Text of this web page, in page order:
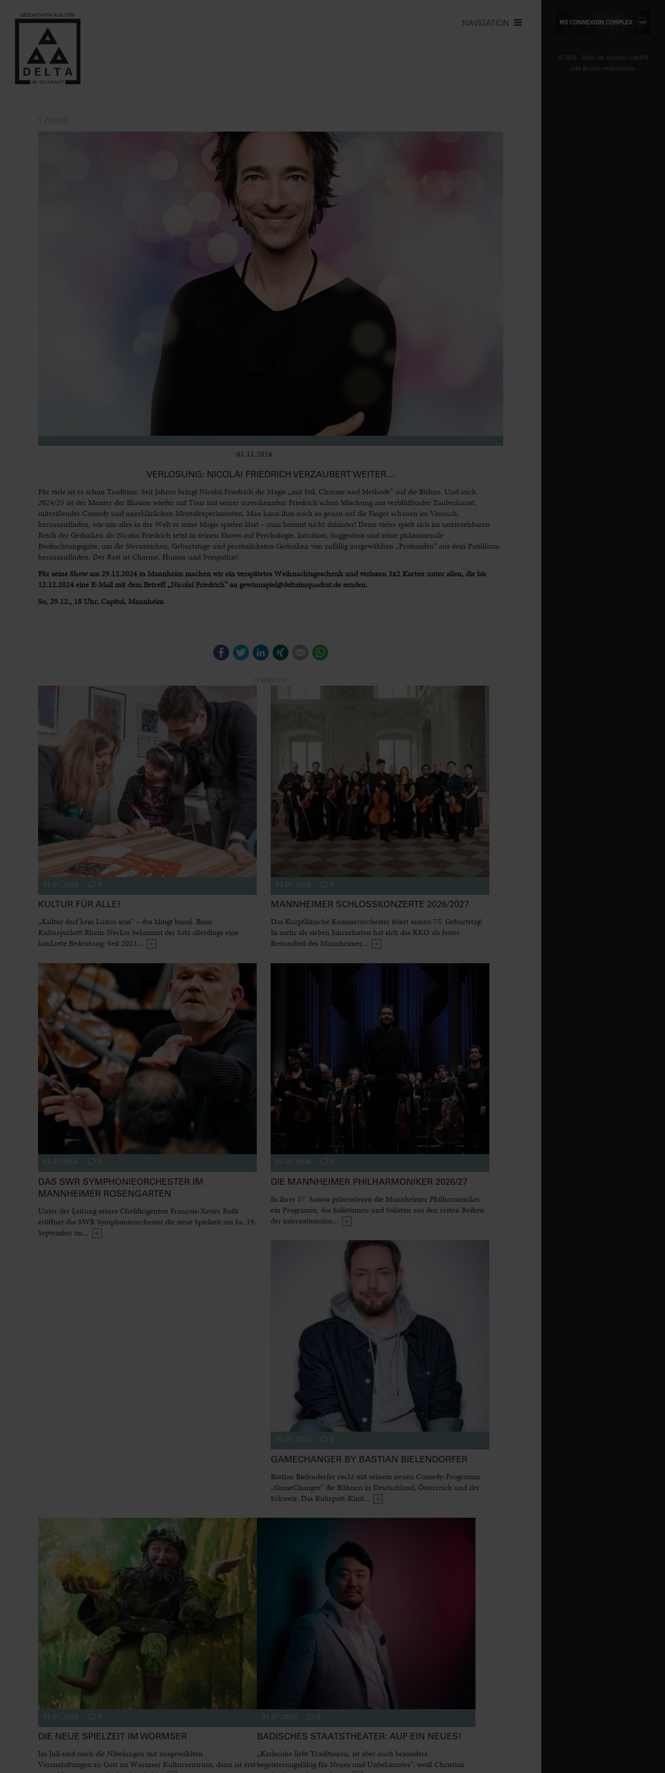
NAVIGATION
01.11.2024
VERLOSUNG: NICOLAI FRIEDRICH VERZAUBERT WEITER…
Für viele ist es schon Tradition: Seit Jahren bringt Nicolai Friedrich die Magie „mit Stil, Charme und Methode“ auf die Bühne. Und auch
2024/25 ist der Meister der Illusion wieder auf Tour mit seiner unverkennbar Friedrich’schen Mischung aus verblüffender Zauberkunst,
mitreißender Comedy und unerklärlichen Mentalexperimenten. Man kann ihm noch so genau auf die Finger schauen im Versuch,
herauszufinden, wie um alles in der Welt er seine Magie spielen lässt – man kommt nicht dahinter! Denn vieles spielt sich im uneinsehbaren
Reich der Gedanken ab: Nicolai Friedrich setzt in seinen Shows auf Psychologie, Intuition, Suggestion und seine phänomenale
Beobachtungsgabe, um die Sternzeichen, Geburtstage und persönlichsten Gedanken von zufällig ausgewählten „Probanden“ aus dem Publikum
herauszufinden. Der Rest ist Charme, Humor und Sympathie!
Für seine Show am 29.12.2024 in Mannheim machen wir ein verspätetes Weihnachtsgeschenk und verlosen 3x2 Karten unter allen, die bis
12.12.2024 eine E-Mail mit dem Betreff „Nicolai Friedrich“ an gewinnspiel@deltaimquadrat.de senden.
So, 29.12., 18 Uhr, Capitol, Mannheim
FacebookTwitterLinkedIn E-mail
01.07.2026 0
KULTUR FÜR ALLE!
„Kultur darf kein Luxus sein“ – das klingt banal. Beim
Kulturparkett Rhein-Neckar bekommt der Satz allerdings eine
konkrete Bedeutung: Seit 2013...
01.07.2026 0
MANNHEIMER SCHLOSSKONZERTE 2026/2027
Das Kurpfälzische Kammerorchester feiert seinen 75. Geburtstag!
In mehr als sieben Jahrzehnten hat sich das KKO als fester
Bestandteil des Mannheimer...
01.07.2026 0
DAS SWR SYMPHONIEORCHESTER IM
MANNHEIMER ROSENGARTEN
Unter der Leitung seines Chefdirigenten François-Xavier Roth
eröffnet das SWR Symphonieorchester die neue Spielzeit am Sa, 19.
September im...
01.07.2026 0
DIE MANNHEIMER PHILHARMONIKER 2026/27
In ihrer 17. Saison präsentieren die Mannheimer Philharmoniker
ein Programm, das Solistinnen und Solisten aus den ersten Reihen
der internationalen...
01.07.2026 0
GAMECHANGER BY BASTIAN BIELENDORFER
Bastian Bielendorfer rockt mit seinem neuen Comedy-Programm
„GameChanger“ die Bühnen in Deutschland, Österreich und der
Schweiz. Das Ruhrpott-Kind...
01.07.2026 0
DIE NEUE SPIELZEIT IM WORMSER
Im Juli sind noch die Nibelungen mit ausgewählten
Veranstaltungen zu Gast im Wormser Kulturzentrum, dann ist erst
01.07.2026 0
BADISCHES STAATSTHEATER: AUF EIN NEUES!
„Karlsruhe liebt Traditionen, ist aber auch besonders
begeisterungsfähig für Neues und Unbekanntes“, weiß Christian
© 2026 - Delta im Quadrat GmbH
Alle Rechte vorbehalten.